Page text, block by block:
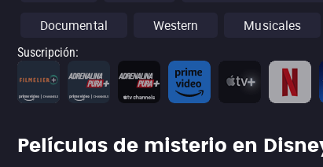
Documental Western Musicales
Suscripción:
Películas de misterio en